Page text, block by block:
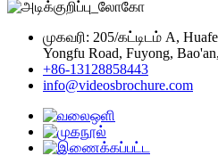
முகவரி: 205/கட்டிடம் A,
Yongfu Road, Fuyong,
+86-13128858443
info@videosbrochure.com